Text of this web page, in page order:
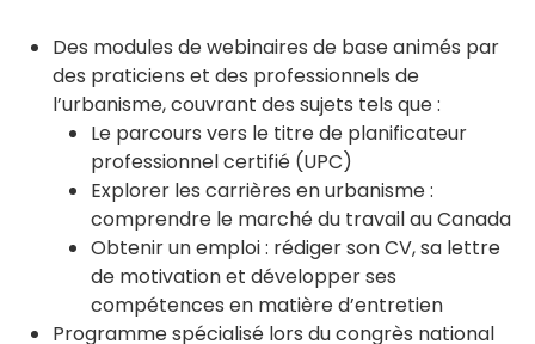
Des modules de webinaires de base animés par
des praticiens et des professionnels de
l’urbanisme, couvrant des sujets tels que :
Le parcours vers le titre de planificateur
professionnel certifié (UPC)
Explorer les carrières en urbanisme :
comprendre le marché du travail au Canada
Obtenir un emploi : rédiger son CV, sa lettre
de motivation et développer ses
compétences en matière d’entretien
Programme spécialisé lors du congrès national